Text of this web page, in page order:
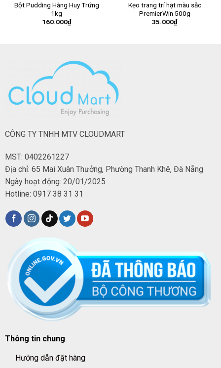
Bột Pudding Hàng Huy Trứng
1kg
160.000₫
Kẹo trang trí hạt màu sắc
PremierWin 500g
35.000₫
CÔNG TY TNHH MTV CLOUDMART
MST: 0402261227
Địa chỉ: 65 Mai Xuân Thưởng, Phường Thanh Khê, Đà Nẵng
Ngày hoạt động: 20/01/2025
Hotline: 0917 38 31 31
Thông tin chung
Hướng dẫn đặt hàng